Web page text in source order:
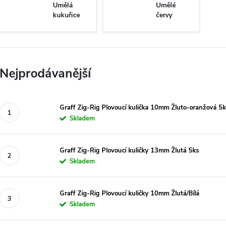
Umělá
kukuřice
Umělé
červy
Nejprodávanější
Graff Zig-Rig Plovoucí kulička 10mm Žluto-oranžová
Skladem
Graff Zig-Rig Plovoucí kuličky 13mm Žlutá 5ks
Skladem
Graff Zig-Rig Plovoucí kuličky 10mm Žlutá/Bílá
Skladem